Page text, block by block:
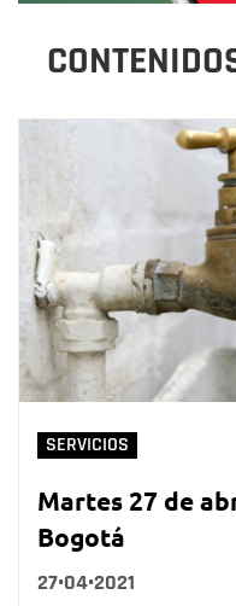
SERVICIOS
Martes 27 de
Bogotá
27•04•2021